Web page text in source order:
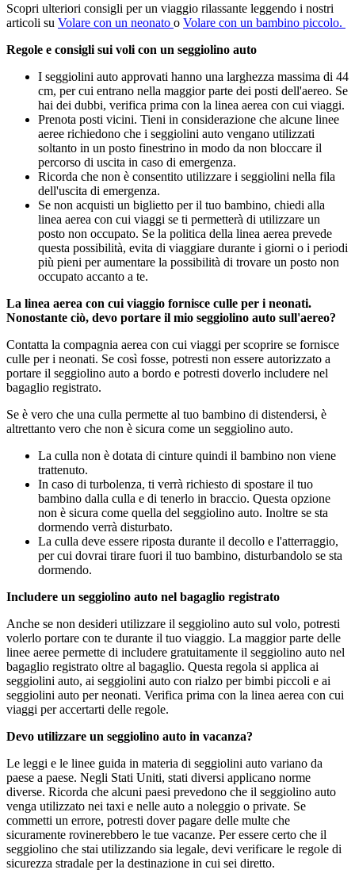
Scopri ulteriori consigli per un viaggio rilassante leggendo i nostri
articoli su Volare con un neonato o Volare con un bambino piccolo.
Regole e consigli sui voli con un seggiolino auto
I seggiolini auto approvati hanno una larghezza massima di 44
cm, per cui entrano nella maggior parte dei posti dell'aereo. Se
hai dei dubbi, verifica prima con la linea aerea con cui viaggi.
Prenota posti vicini. Tieni in considerazione che alcune linee
aeree richiedono che i seggiolini auto vengano utilizzati
soltanto in un posto finestrino in modo da non bloccare il
percorso di uscita in caso di emergenza.
Ricorda che non è consentito utilizzare i seggiolini nella fila
dell'uscita di emergenza.
Se non acquisti un biglietto per il tuo bambino, chiedi alla
linea aerea con cui viaggi se ti permetterà di utilizzare un
posto non occupato. Se la politica della linea aerea prevede
questa possibilità, evita di viaggiare durante i giorni o i periodi
più pieni per aumentare la possibilità di trovare un posto non
occupato accanto a te.
La linea aerea con cui viaggio fornisce culle per i neonati.
Nonostante ciò, devo portare il mio seggiolino auto sull'aereo?
Contatta la compagnia aerea con cui viaggi per scoprire se fornisce
culle per i neonati. Se così fosse, potresti non essere autorizzato a
portare il seggiolino auto a bordo e potresti doverlo includere nel
bagaglio registrato.
Se è vero che una culla permette al tuo bambino di distendersi, è
altrettanto vero che non è sicura come un seggiolino auto.
La culla non è dotata di cinture quindi il bambino non viene
trattenuto.
In caso di turbolenza, ti verrà richiesto di spostare il tuo
bambino dalla culla e di tenerlo in braccio. Questa opzione
non è sicura come quella del seggiolino auto. Inoltre se sta
dormendo verrà disturbato.
La culla deve essere riposta durante il decollo e l'atterraggio,
per cui dovrai tirare fuori il tuo bambino, disturbandolo se sta
dormendo.
Includere un seggiolino auto nel bagaglio registrato
Anche se non desideri utilizzare il seggiolino auto sul volo, potresti
volerlo portare con te durante il tuo viaggio. La maggior parte delle
linee aeree permette di includere gratuitamente il seggiolino auto nel
bagaglio registrato oltre al bagaglio. Questa regola si applica ai
seggiolini auto, ai seggiolini auto con rialzo per bimbi piccoli e ai
seggiolini auto per neonati. Verifica prima con la linea aerea con cui
viaggi per accertarti delle regole.
Devo utilizzare un seggiolino auto in vacanza?
Le leggi e le linee guida in materia di seggiolini auto variano da
paese a paese. Negli Stati Uniti, stati diversi applicano norme
diverse. Ricorda che alcuni paesi prevedono che il seggiolino auto
venga utilizzato nei taxi e nelle auto a noleggio o private. Se
commetti un errore, potresti dover pagare delle multe che
sicuramente rovinerebbero le tue vacanze. Per essere certo che il
seggiolino che stai utilizzando sia legale, devi verificare le regole di
sicurezza stradale per la destinazione in cui sei diretto.